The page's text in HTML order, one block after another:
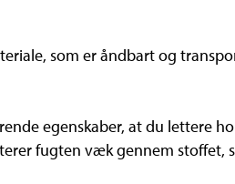
som er åndbart og
egenskaber, at du lettere
fugten væk gennem stoffet,